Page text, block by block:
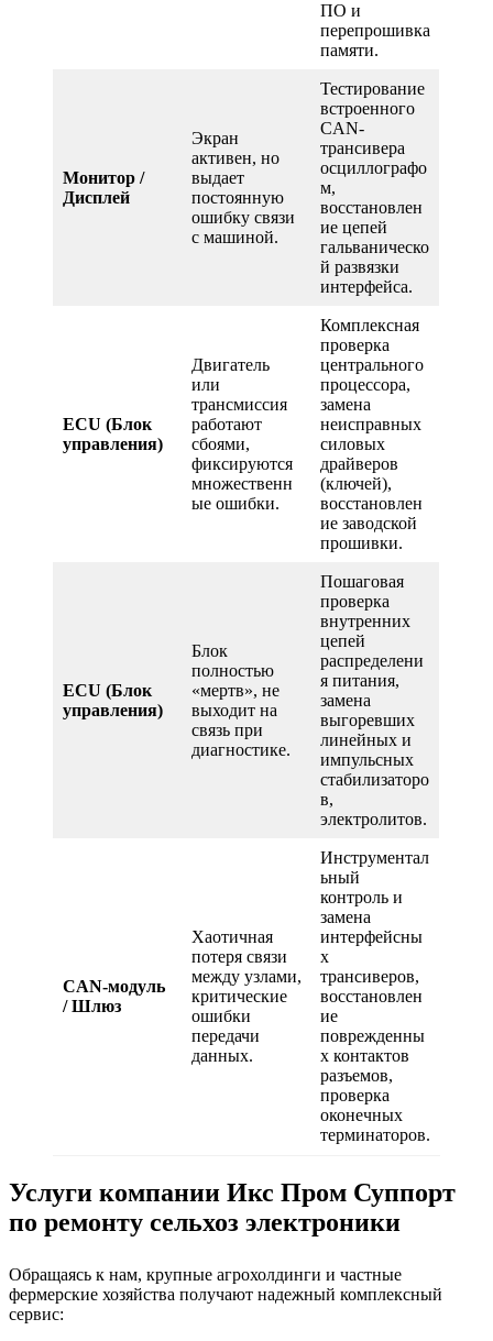
ПО и
перепрошивка
памяти.
Монитор /
Дисплей
Экран
активен, но
выдает
постоянную
ошибку связи
с машиной.
Тестирование
встроенного
CAN-
трансивера
осциллографо
м,
восстановлен
ие цепей
гальваническо
й развязки
интерфейса.
ECU (Блок
управления)
Двигатель
или
трансмиссия
работают
сбоями,
фиксируются
множественн
ые ошибки.
Комплексная
проверка
центрального
процессора,
замена
неисправных
силовых
драйверов
(ключей),
восстановлен
ие заводской
прошивки.
ECU (Блок
управления)
Блок
полностью
«мертв», не
выходит на
связь при
диагностике.
Пошаговая
проверка
внутренних
цепей
распределени
я питания,
замена
выгоревших
линейных и
импульсных
стабилизаторо
в,
электролитов.
CAN-модуль
/ Шлюз
Хаотичная
потеря связи
между узлами,
критические
ошибки
передачи
данных.
Инструментал
ьный
контроль и
замена
интерфейсны
х
трансиверов,
восстановлен
ие
поврежденны
х контактов
разъемов,
проверка
оконечных
терминаторов.
Услуги компании Икс Пром Суппорт
по ремонту сельхоз электроники
Обращаясь к нам, крупные агрохолдинги и частные
фермерские хозяйства получают надежный комплексный
сервис: